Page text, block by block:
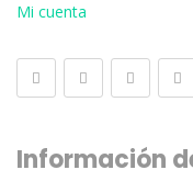
Mi cuenta
Información